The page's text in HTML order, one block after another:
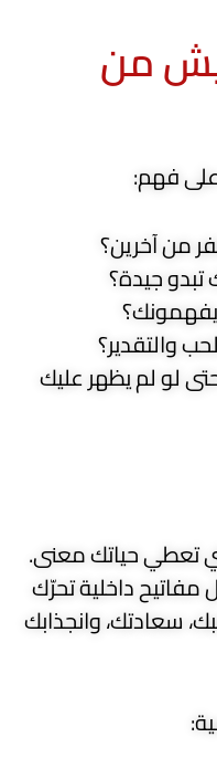
من
فهم:
من آخرين؟
تبدو جيدة؟
يفهمونك؟
والتقدير؟
لو لم يظهر عليك
تعطي حياتك معنى.
داخلية تحرّك
سعادتك، وانجذابك